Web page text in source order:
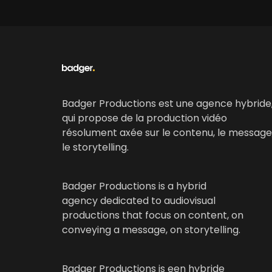
Badger Productions est une agence
qui propose de la production vidéo
résolument axée sur le contenu, le
le storytelling.
Badger Productions is a hybrid
agency dedicated to audiovisual
productions that focus on content, on
conveying a message, on storytelling.
Badger Productions is een hybride